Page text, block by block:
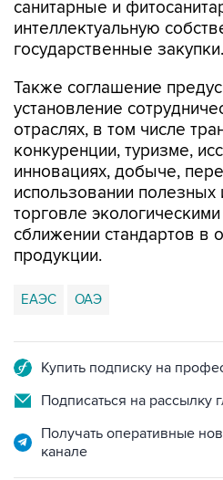
государственные закупки.
Также соглашение
отраслях, в том числе
конкуренции, туризме,
инновациях, добыче,
использовании полезных
торговле
сближении стандартов в
продукции.
ЕАЭС ОАЭ
Подписаться на рассылку
Получать оперативные